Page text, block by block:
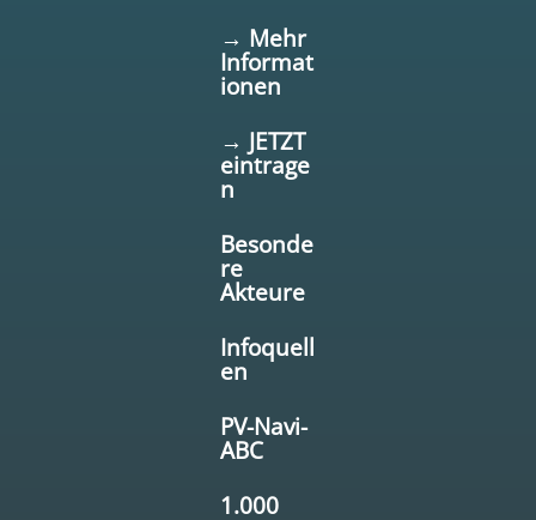
→ Mehr
Informat
ionen
→ JETZT
eintrage
n
Besonde
re
Akteure
Infoquell
en
PV-Navi-
ABC
1.000